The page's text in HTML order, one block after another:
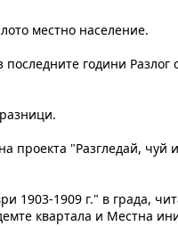
местно население.
години
"Разгледай,
1903-1909 г." в града,
квартала и Местна